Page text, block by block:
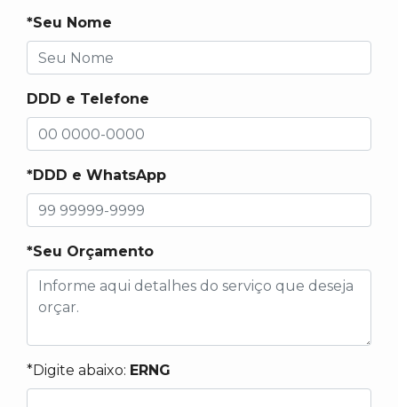
*Seu Nome
DDD e Telefone
*DDD e WhatsApp
*Seu Orçamento
*Digite abaixo: ERNG